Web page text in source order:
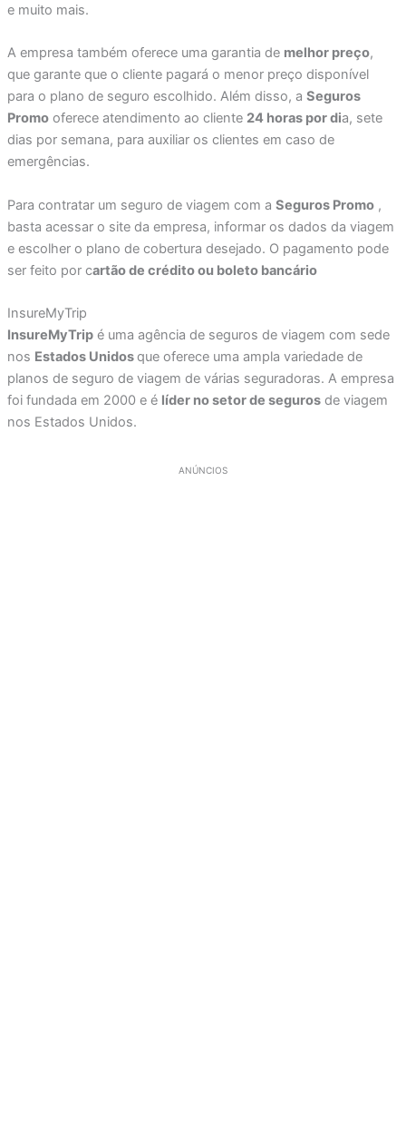
e muito mais.
A empresa também oferece uma garantia de melhor preço,
que garante que o cliente pagará o menor preço disponível
para o plano de seguro escolhido. Além disso, a Seguros
Promooferece atendimento ao cliente 24 horas por dia, sete
dias por semana, para auxiliar os clientes em caso de
emergências.
Para contratar um seguro de viagem com a Seguros Promo,
basta acessar o site da empresa, informar os dados da viagem
e escolher o plano de cobertura desejado. O pagamento pode
ser feito por cartão de crédito ou boleto bancário
InsureMyTrip
InsureMyTripé uma agência de seguros de viagem com sede
nos Estados Unidosque oferece uma ampla variedade de
planos de seguro de viagem de várias seguradoras. A empresa
foi fundada em 2000 e é líder no setor de segurosde viagem
nos Estados Unidos.
ANÚNCIOS